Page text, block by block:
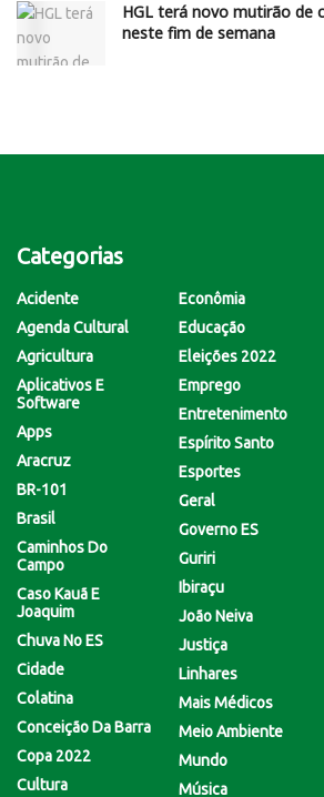
HGL terá novo mutirão de
neste fim de semana
Categorias
Acidente
Agenda Cultural
Agricultura
Aplicativos E
Software
Apps
Aracruz
BR-101
Brasil
Caminhos Do
Campo
Caso Kauã E
Joaquim
Chuva No ES
Cidade
Colatina
Conceição Da Barra
Copa 2022
Cultura
Econômia
Educação
Eleições 2022
Emprego
Entretenimento
Espírito Santo
Esportes
Geral
Governo ES
Guriri
Ibiraçu
João Neiva
Justiça
Linhares
Mais Médicos
Meio Ambiente
Mundo
Música